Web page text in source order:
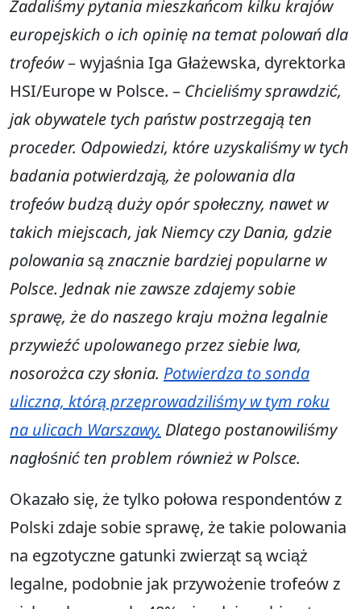
Zadaliśmy pytania mieszkańcom kilku krajów
europejskich o ich opinię na temat polowań dla
trofeów– wyjaśnia Iga Głażewska, dyrektorka
HSI/Europe w Polsce. – Chcieliśmy sprawdzić,
jak obywatele tych państw postrzegają ten
proceder. Odpowiedzi, które uzyskaliśmy w tych
badania potwierdzają, że polowania dla
trofeów budzą duży opór społeczny, nawet w
takich miejscach, jak Niemcy czy Dania, gdzie
polowania są znacznie bardziej popularne w
Polsce. Jednak nie zawsze zdajemy sobie
sprawę, że do naszego kraju można legalnie
przywieźć upolowanego przez siebie lwa,
nosorożca czy słonia. Potwierdza to sonda
uliczna, którą przeprowadziliśmy w tym roku
na ulicach Warszawy. Dlatego postanowiliśmy
nagłośnić ten problem również w Polsce.
Okazało się, że tylko połowa respondentów z
Polski zdaje sobie sprawę, że takie polowania
na egzotyczne gatunki zwierząt są wciąż
legalne, podobnie jak przywożenie trofeów z